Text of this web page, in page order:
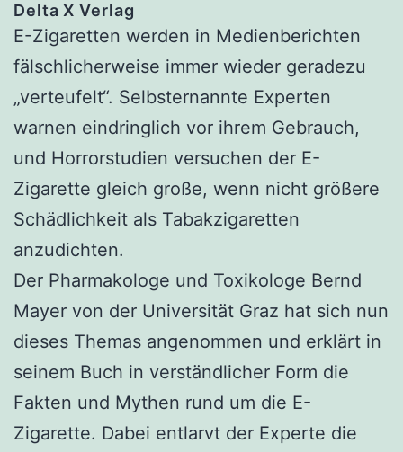
Delta X Verlag
E-Zigaretten werden in Medienberichten
fälschlicherweise immer wieder geradezu
„verteufelt“. Selbsternannte Experten
warnen eindringlich vor ihrem Gebrauch,
und Horrorstudien versuchen der E-
Zigarette gleich große, wenn nicht größere
Schädlichkeit als Tabakzigaretten
anzudichten.
Der Pharmakologe und Toxikologe Bernd
Mayer von der Universität Graz hat sich nun
dieses Themas angenommen und erklärt in
seinem Buch in verständlicher Form die
Fakten und Mythen rund um die E-
Zigarette. Dabei entlarvt der Experte die